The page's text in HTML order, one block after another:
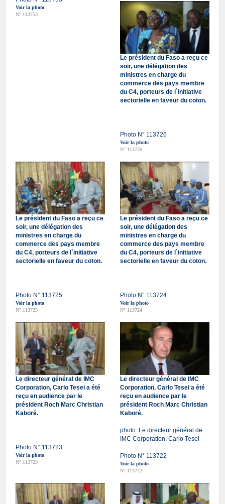
Voir la photo
N° 113753
Le président du Faso a reçu ce
soir, une délégation des
ministres en charge du
commerce des pays membre
du C4, porteurs de l`initiative
sectorielle en faveur du coton.
Photo N° 113726
Voir la photo
N° 113726
Le président du Faso a reçu ce
soir, une délégation des
ministres en charge du
commerce des pays membre
du C4, porteurs de l`initiative
sectorielle en faveur du coton.
Photo N° 113725
Voir la photo
N° 113725
Le président du Faso a reçu ce
soir, une délégation des
ministres en charge du
commerce des pays membre
du C4, porteurs de l`initiative
sectorielle en faveur du coton.
Photo N° 113724
Voir la photo
N° 113724
Le directeur général de IMC
Corporation, Carlo Tesei a été
reçu en audience par le
président Roch Marc Christian
Kaboré.
Photo N° 113723
Voir la photo
N° 113723
Le directeur général de IMC
Corporation, Carlo Tesei a été
reçu en audience par le
président Roch Marc Christian
Kaboré.
photo: Le directeur général de
IMC Corporation, Carlo Tesei
Photo N° 113722
Voir la photo
N° 113722